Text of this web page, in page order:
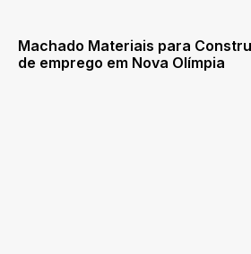
Machado Materiais para
de emprego em Nova Olímpia